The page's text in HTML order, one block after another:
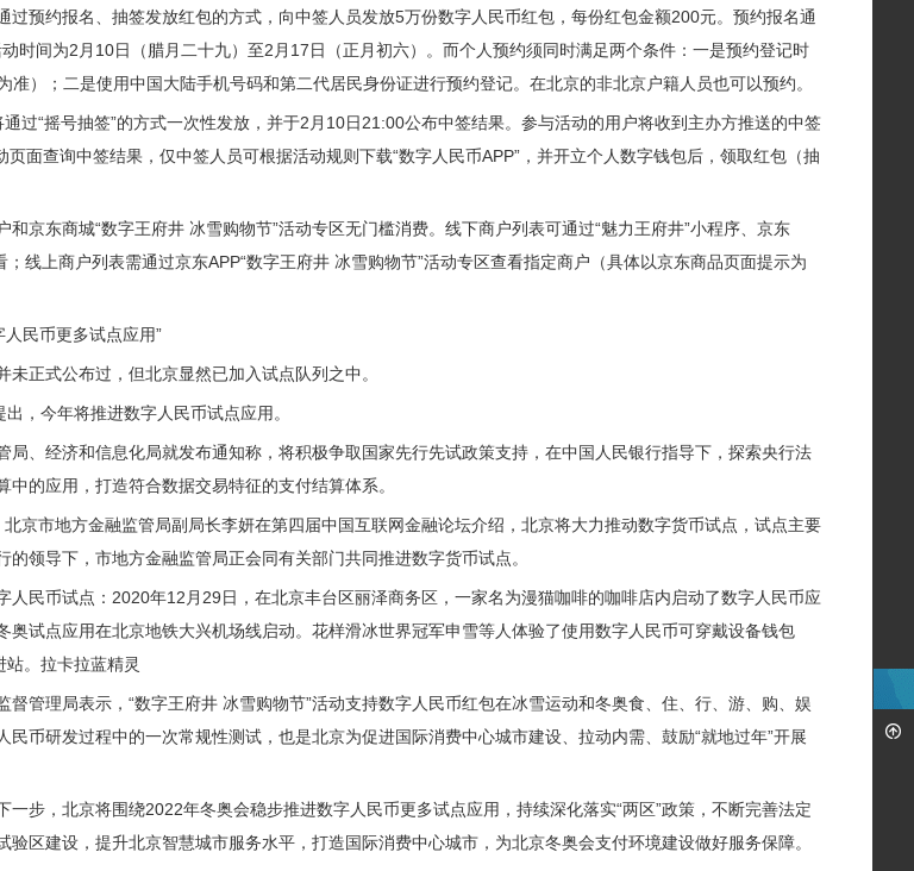
过预约报名、抽签发放红包的方式，向中签人员发放5万份数字人民币红包，每份红包金额200元。预约报名通
时间为2月10日（腊月二十九）至2月17日（正月初六）。而个人预约须同时满足两个条件：一是预约登记时
准）；二是使用中国大陆手机号码和第二代居民身份证进行预约登记。在北京的非北京户籍人员也可以预约。
过“摇号抽签”的方式一次性发放，并于2月10日21:00公布中签结果。参与活动的用户将收到主办方推送的中签
面查询中签结果，仅中签人员可根据活动规则下载“数字人民币APP”，并开立个人数字钱包后，领取红包（抽
京东商城“数字王府井 冰雪购物节”活动专区无门槛消费。线下商户列表可通过“魅力王府井”小程序、京东
线上商户列表需通过京东APP“数字王府井 冰雪购物节”活动专区查看指定商户（具体以京东商品页面提示为
民币更多试点应用”
正式公布过，但北京显然已加入试点队列之中。
，今年将推进数字人民币试点应用。
局、经济和信息化局就发布通知称，将积极争取国家先行先试政策支持，在中国人民银行指导下，探索央行法
的应用，打造符合数据交易特征的支付结算体系。
京市地方金融监管局副局长李妍在第四届中国互联网金融论坛介绍，北京将大力推动数字货币试点，试点主要
领导下，市地方金融监管局正会同有关部门共同推进数字货币试点。
人民币试点：2020年12月29日，在北京丰台区丽泽商务区，一家名为漫猫咖啡的咖啡店内启动了数字人民币应
奥试点应用在北京地铁大兴机场线启动。花样滑冰世界冠军申雪等人体验了使用数字人民币可穿戴设备钱包
。拉卡拉蓝精灵
督管理局表示，“数字王府井 冰雪购物节”活动支持数字人民币红包在冰雪运动和冬奥食、住、行、游、购、娱
民币研发过程中的一次常规性测试，也是北京为促进国际消费中心城市建设、拉动内需、鼓励“就地过年”开展
一步，北京将围绕2022年冬奥会稳步推进数字人民币更多试点应用，持续深化落实“两区”政策，不断完善法定
区建设，提升北京智慧城市服务水平，打造国际消费中心城市，为北京冬奥会支付环境建设做好服务保障。